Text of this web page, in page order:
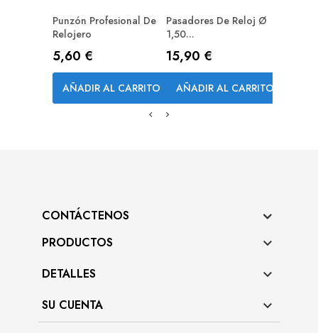
Punzón Profesional De
Relojero
Precio
5,60 €
AÑADIR AL CARRITO
Pasadores De Reloj Ø
1,50...
Precio
15,90 €
AÑADIR AL CARRITO
CONTÁCTENOS
PRODUCTOS

DETALLES 
SU CUENTA 